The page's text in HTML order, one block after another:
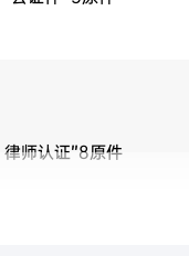
律师认证”8原件